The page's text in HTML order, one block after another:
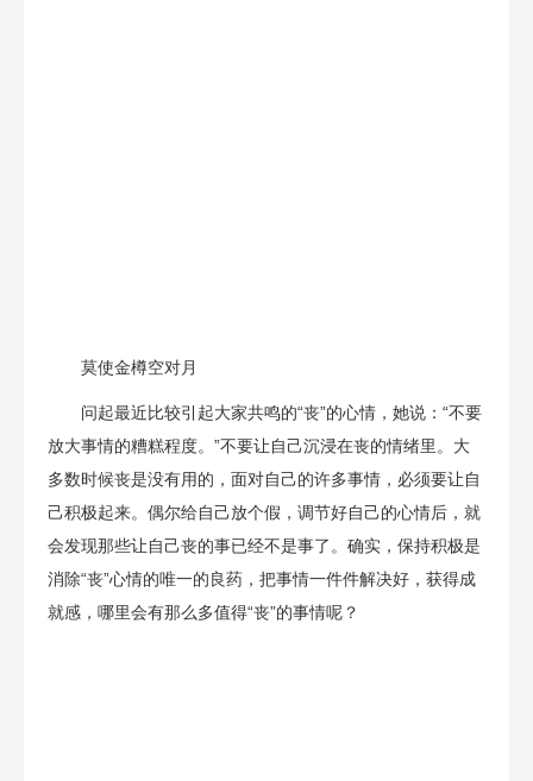
莫使金樽空对月
问起最近比较引起大家共鸣的“丧”的心情，她说：“不要
放大事情的糟糕程度。”不要让自己沉浸在丧的情绪里。大
多数时候丧是没有用的，面对自己的许多事情，必须要让自
己积极起来。偶尔给自己放个假，调节好自己的心情后，就
会发现那些让自己丧的事已经不是事了。确实，保持积极是
消除“丧”心情的唯一的良药，把事情一件件解决好，获得成
就感，哪里会有那么多值得“丧”的事情呢？